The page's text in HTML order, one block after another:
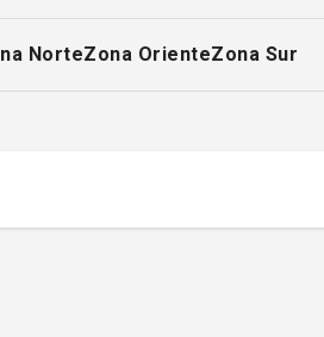
NorteZona OrienteZona Sur